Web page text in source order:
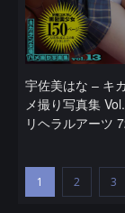
宇佐美はな – キ
メ撮り写真集
リヘラルアーツ
1 2 3